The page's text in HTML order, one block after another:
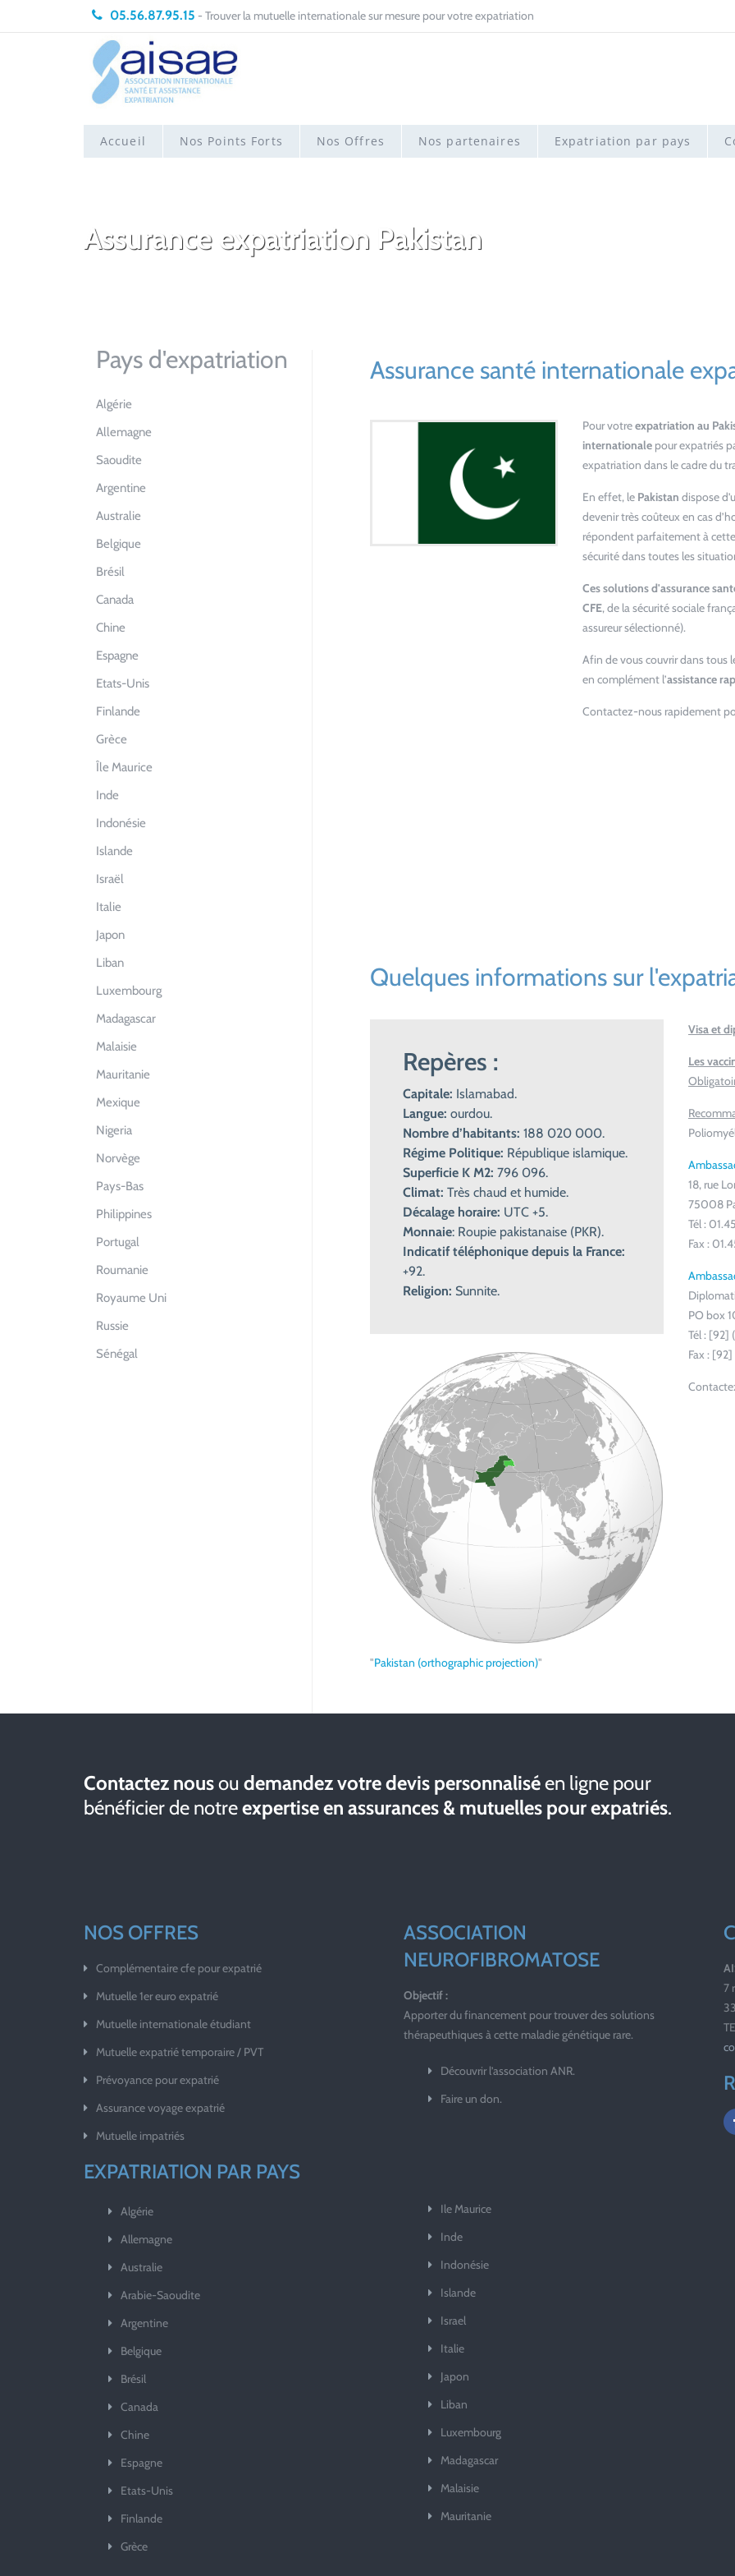
05.56.87.95.15 - Trouver la mutuelle internationale sur mesure pour votre expatriation
Accueil Nos Points Forts Nos Offres Nos partenaires Expatriation par pays
Assurance expatriation Pakistan
Pays d'expatriation
Algérie
Allemagne
Saoudite
Argentine
Australie
Belgique
Brésil
Canada
Chine
Espagne
Etats-Unis
Finlande
Grèce
Île Maurice
Inde
Indonésie
Islande
Israël
Italie
Japon
Liban
Luxembourg
Madagascar
Malaisie
Mauritanie
Mexique
Nigeria
Norvège
Pays-Bas
Philippines
Portugal
Roumanie
Royaume Uni
Russie
Sénégal
Assurance santé internationale
Pour votreexpatriation au
internationale pour expatriés
expatriation dans le cadre du
En effet, le Pakistan dispose
devenir très coûteux en cas
répondent parfaitement à
sécurité dans toutes les
Ces solutions d'assurance
CFE, de la sécurité sociale
assureur sélectionné).
Afin de vous couvrir dans tous
en complément l’assistance
Contactez-nous rapidement
Quelques informations sur
Repères :
Capitale: Islamabad.
Langue: ourdou.
Nombre d’habitants: 188 020 000.
Régime Politique: République islamique.
Superficie K M2: 796 096.
Climat: Très chaud et humide.
Décalage horaire: UTC +5.
Monnaie: Roupie pakistanaise (PKR).
Indicatif téléphonique depuis la France:
+92.
Religion: Sunnite.
"Pakistan (orthographic projection)"
Visa et
Les
18, rue
75008
Tél :
Fax :
PO box
Tél : [92]
Fax :
Contactez nousou demandez votre devis personnaliséen ligne pour
bénéficier de notreexpertise en assurances & mutuelles pour expatriés.
NOS OFFRES
Complémentaire cfe pour expatrié
Mutuelle 1er euro expatrié
Mutuelle internationale étudiant
Mutuelle expatrié temporaire / PVT
Prévoyance pour expatrié
Assurance voyage expatrié
Mutuelle impatriés
ASSOCIATION
NEUROFIBROMATOSE
Objectif :
Apporter du financement pour trouver des solutions
thérapeuthiques à cette maladie génétique rare.
Découvrir l’association ANR.
Faire un don.
7
EXPATRIATION PAR PAYS
Algérie
Allemagne
Australie
Arabie-Saoudite
Argentine
Belgique
Brésil
Canada
Chine
Espagne
Etats-Unis
Finlande
Grèce
Ile Maurice
Inde
Indonésie
Islande
Israel
Italie
Japon
Liban
Luxembourg
Madagascar
Malaisie
Mauritanie